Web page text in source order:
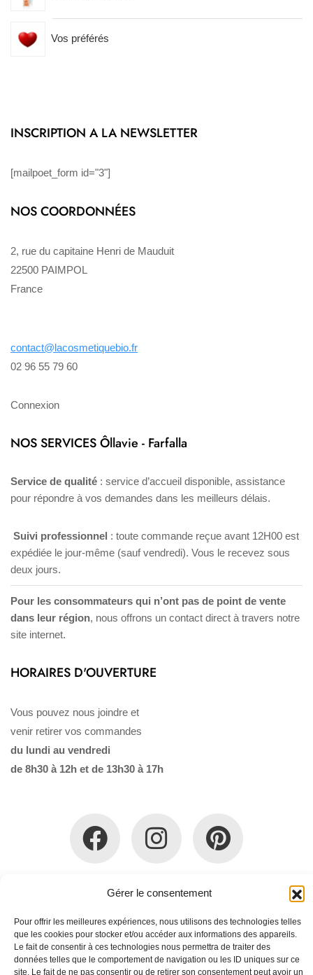
Gérer le consentement
Pour offrir les meilleures expériences, nous utilisons des technologies telles
que les cookies pour stocker et/ou accéder aux informations des appareils.
Le fait de consentir à ces technologies nous permettra de traiter des
données telles que le comportement de navigation ou les ID uniques sur ce
site. Le fait de ne pas consentir ou de retirer son consentement peut avoir un
Vos préférés
INSCRIPTION A LA NEWSLETTER
[mailpoet_form id="3"]
NOS COORDONNÉES
2, rue du capitaine Henri de Mauduit
22500 PAIMPOL
France
contact@lacosmetiquebio.fr
02 96 55 79 60
Connexion
NOS SERVICES Ôllavie - Farfalla
Service de qualité : service d’accueil disponible, assistance
pour répondre à vos demandes dans les meilleurs délais.
Suivi professionnel : toute commande reçue avant 12H00 est
expédiée le jour-même (sauf vendredi). Vous le recevez sous
deux jours.
Pour les consommateurs qui n’ont pas de point de vente
dans leur région, nous offrons un contact direct à travers notre
site internet.
HORAIRES D'OUVERTURE
Vous pouvez nous joindre et
venir retirer vos commandes
du lundi au vendredi
de 8h30 à 12h et de 13h30 à 17h
Qui sommes-nous ? Politique de confidentialité
Politique en matière de remboursements et de
retours
Conditions Générales de Vente